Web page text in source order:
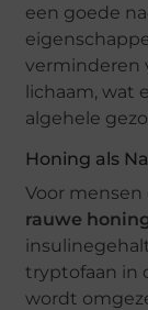
een goede
verminderen
lichaam, wat
algehele
Honing als
Voor
rauwe
tryptofaan in
wordt